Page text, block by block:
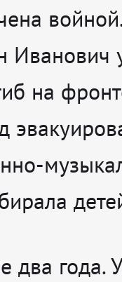
Иванович
на
года.